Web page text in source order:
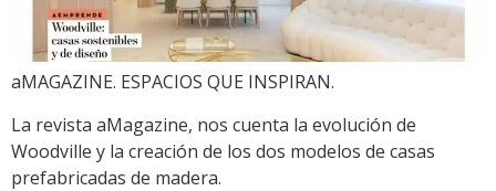
aMAGAZINE. ESPACIOS QUE INSPIRAN.
La revista aMagazine, nos cuenta la evolución de
Woodville y la creación de los dos modelos de casas
prefabricadas de madera.